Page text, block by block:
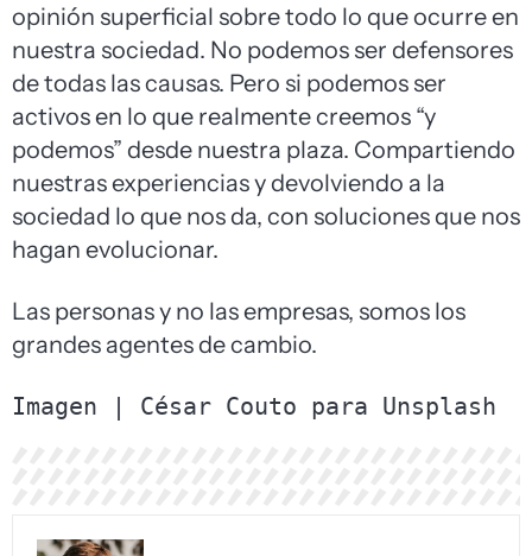
opinión superficial sobre todo lo que ocurre en
nuestra sociedad. No podemos ser defensores
de todas las causas. Pero si podemos ser
activos en lo que realmente creemos “y
podemos” desde nuestra plaza. Compartiendo
nuestras experiencias y devolviendo a la
sociedad lo que nos da, con soluciones que nos
hagan evolucionar.
Las personas y no las empresas, somos los
grandes agentes de cambio.
Imagen | César Couto para Unsplash